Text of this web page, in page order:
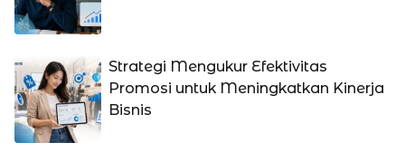
Strategi Mengukur Efektivitas
Promosi untuk Meningkatkan Kinerja
Bisnis